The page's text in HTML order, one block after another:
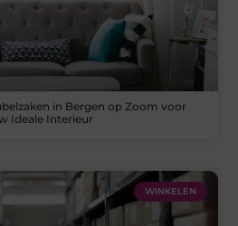
in Bergen op Zoom voor
Ideale Interieur
WINKELEN